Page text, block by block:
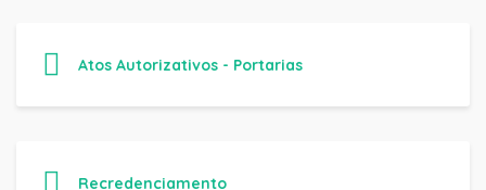
Atos Autorizativos - Portarias
Recredenciamento